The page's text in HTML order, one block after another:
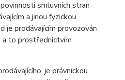
smluvních stran
a jinou fyzickou
je prodávajícím provozován
a to prostřednictvím
je právnickou